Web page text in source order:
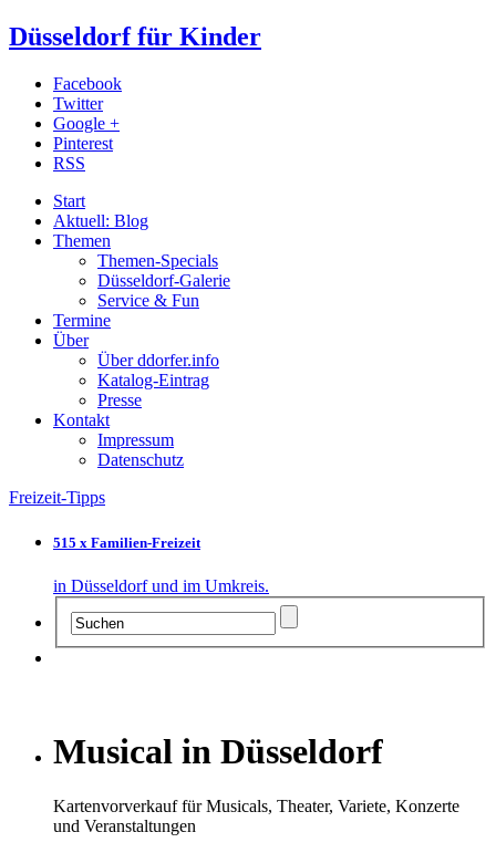
Düsseldorf für Kinder
Facebook
Twitter
Google +
Pinterest
RSS
Start
Aktuell: Blog
Themen
Themen-Specials
Düsseldorf-Galerie
Service & Fun
Termine
Über
Über ddorfer.info
Katalog-Eintrag
Presse
Kontakt
Impressum
Datenschutz
Freizeit-Tipps
515 x Familien-Freizeit
in Düsseldorf und im Umkreis.
Musical in Düsseldorf
Kartenvorverkauf für Musicals, Theater, Variete, Konzerte
und Veranstaltungen